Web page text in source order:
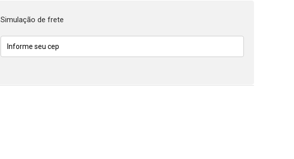
Simulação de frete